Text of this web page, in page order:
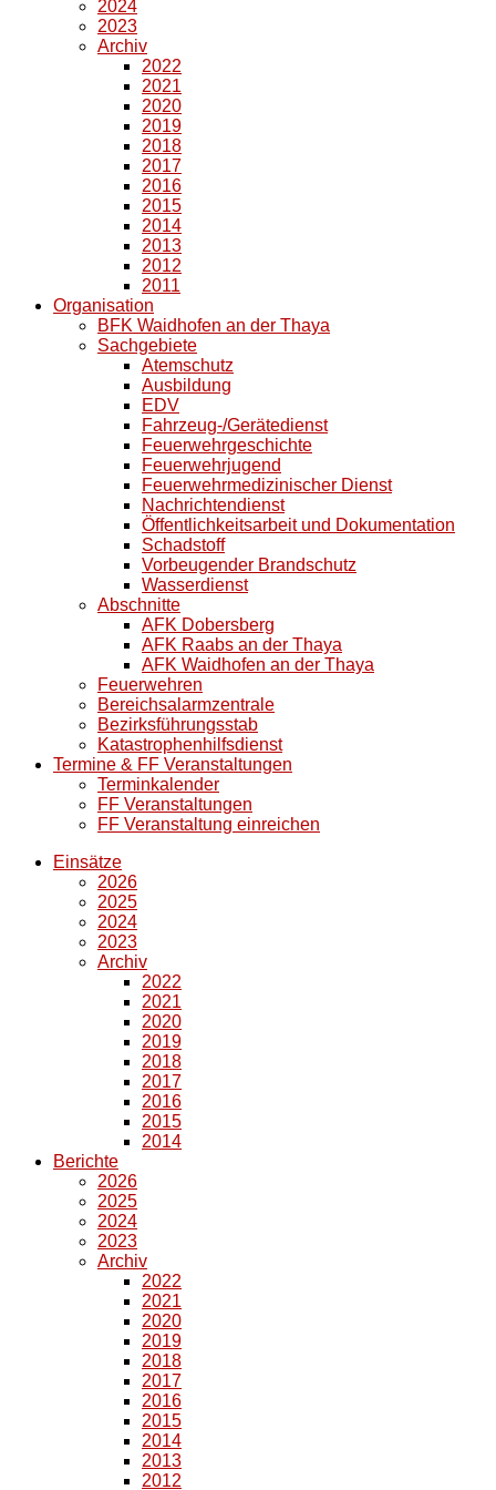
2024
2023
Archiv
2022
2021
2020
2019
2018
2017
2016
2015
2014
2013
2012
2011
Organisation
BFK Waidhofen an der Thaya
Sachgebiete
Atemschutz
Ausbildung
EDV
Fahrzeug-/Gerätedienst
Feuerwehrgeschichte
Feuerwehrjugend
Feuerwehrmedizinischer Dienst
Nachrichtendienst
Öffentlichkeitsarbeit und Dokumentation
Schadstoff
Vorbeugender Brandschutz
Wasserdienst
Abschnitte
AFK Dobersberg
AFK Raabs an der Thaya
AFK Waidhofen an der Thaya
Feuerwehren
Bereichsalarmzentrale
Bezirksführungsstab
Katastrophenhilfsdienst
Termine & FF Veranstaltungen
Terminkalender
FF Veranstaltungen
FF Veranstaltung einreichen
Einsätze
2026
2025
2024
2023
Archiv
2022
2021
2020
2019
2018
2017
2016
2015
2014
Berichte
2026
2025
2024
2023
Archiv
2022
2021
2020
2019
2018
2017
2016
2015
2014
2013
2012